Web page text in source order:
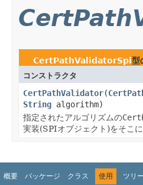
CertPathValidatorSpi型
コンストラクタ
CertPathValidator(
String algorithm)
指定されたアルゴリズムの
実装(SPIオブジェクト)をそこに
概要 パッケージ クラス 使用 ツリー